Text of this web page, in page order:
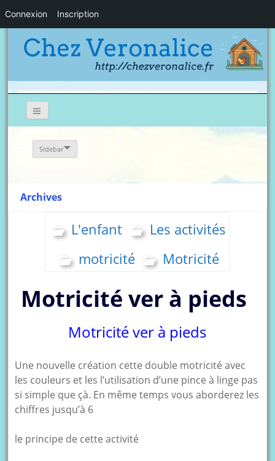
Sidebar
Archives
L'enfant
Les activités
motricité
Motricité
Motricité ver à pieds
Motricité ver à pieds
Une nouvelle création cette double motricité avec
les couleurs et les l’utilisation d’une pince à linge pas
si simple que çà. En même temps vous aborderez les
chiffres jusqu’à 6
le principe de cette activité
Connexion Inscription